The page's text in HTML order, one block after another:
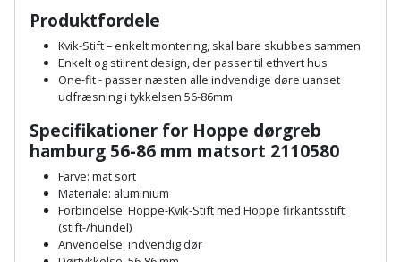
Gips
Grundmursplader
Hardieplank
brædder
Hemsestige
Isolering
Komposit
Gipsværktøj
Glasløfter
Glasskærer
Hæftepistol
hammer
Bor
Bordrundsav
og
skruemaskine
Borehammer
Boremaskinetilbehør
Motorsav
kædesav
tilbehør
Pælebor
Plæneklipper
Plæneklipper
tilbehør
Brugskunst
Camping
Damprengøring
Dørmåtte
Dørrist
Drivhus
Tape
og
indeklima
Aktiviteter
Produktfordele
Kvik-Stift – enkelt montering, skal bare skubbes sammen
Enkelt og stilrent design, der passer til ethvert hus
One-fit - passer næsten alle indvendige døre uanset
udfræsning i tykkelsen 56-86mm
Specifikationer for Hoppe dørgreb
hamburg 56-86 mm matsort 2110580
Farve: mat sort
Materiale: aluminium
Forbindelse: Hoppe-Kvik-Stift med Hoppe firkantsstift
(stift-/hundel)
Anvendelse: indvendig dør